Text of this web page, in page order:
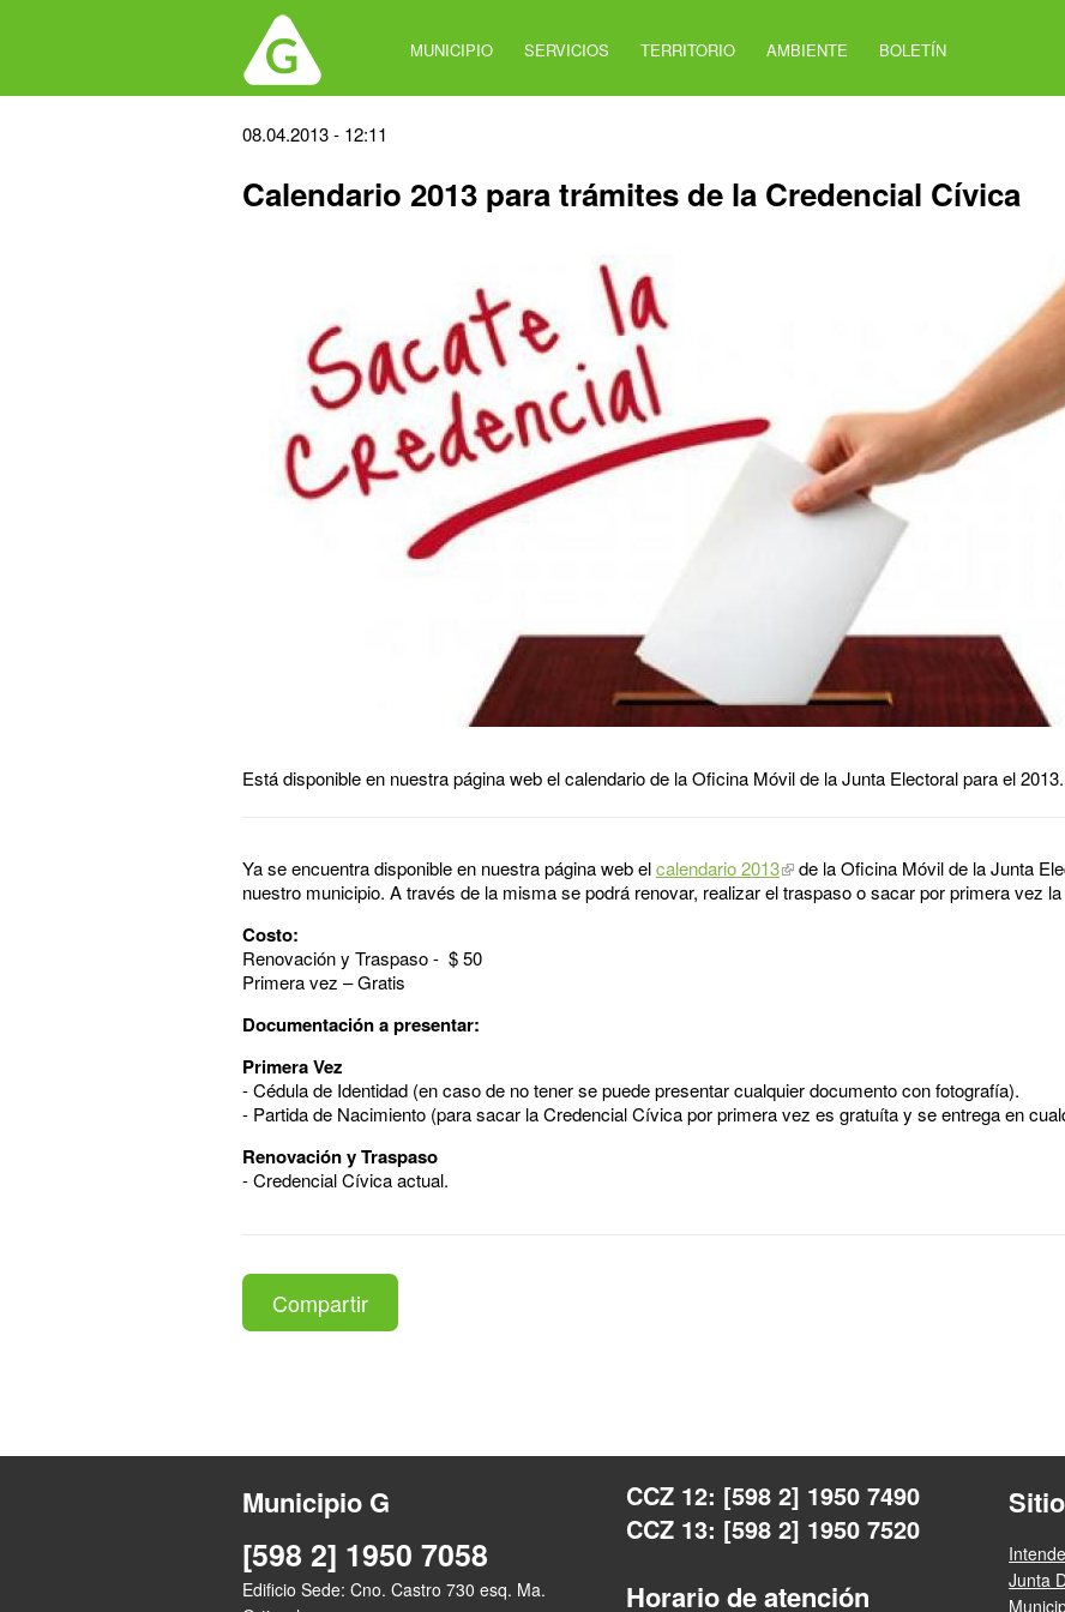
MUNICIPIO SERVICIOS TERRITORIO AMBIENTE BOLETÍN
Back
top
08.04.2013 - 12:11
Calendario 2013 para trámites de la Credencial Cívica
Está disponible en nuestra página web el calendario de la Oficina Móvil de la Junta Electoral para el 2013.
Ya se encuentra disponible en nuestra página web elcalendario 2013
de la Oficina Móvil de la Junta
nuestro municipio. A través de la misma se podrá renovar, realizar el traspaso o sacar por primera vez
Costo:
Renovación y Traspaso - $ 50
Primera vez – Gratis
Documentación a presentar:
Primera Vez
- Cédula de Identidad (en caso de no tener se puede presentar cualquier documento con fotografía).
- Partida de Nacimiento (para sacar la Credencial Cívica por primera vez es gratuíta y se entrega en
Renovación y Traspaso
- Credencial Cívica actual.
Compartir
Municipio G
[598 2] 1950 7058
Edificio Sede: Cno. Castro 730 esq. Ma.
CCZ 12: [598 2] 1950 7490
CCZ 13: [598 2] 1950 7520
Horario de atención
Junta